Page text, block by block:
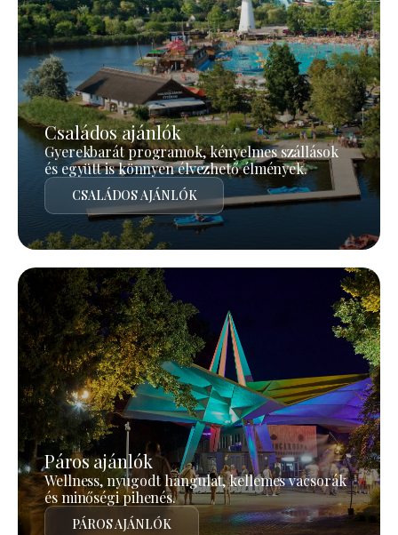
Családos ajánlók
Gyerekbarát programok, kényelmes szállások
és együtt is könnyen élvezhető élmények.
CSALÁDOS AJÁNLÓK
Páros ajánlók
Wellness, nyugodt hangulat, kellemes vacsorák
és minőségi pihenés.
PÁROS AJÁNLÓK